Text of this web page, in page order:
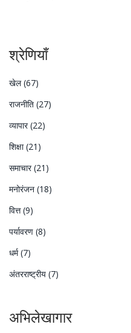
श्रेणियाँ
खेल(67)
राजनीति (27)
व्यापार(22)
शिक्षा(21)
समाचार(21)
मनोरंजन (18)
वित्त(9)
पर्यावरण (8)
धर्म(7)
अंतरराष्ट्रीय (7)
अभिलेखागार